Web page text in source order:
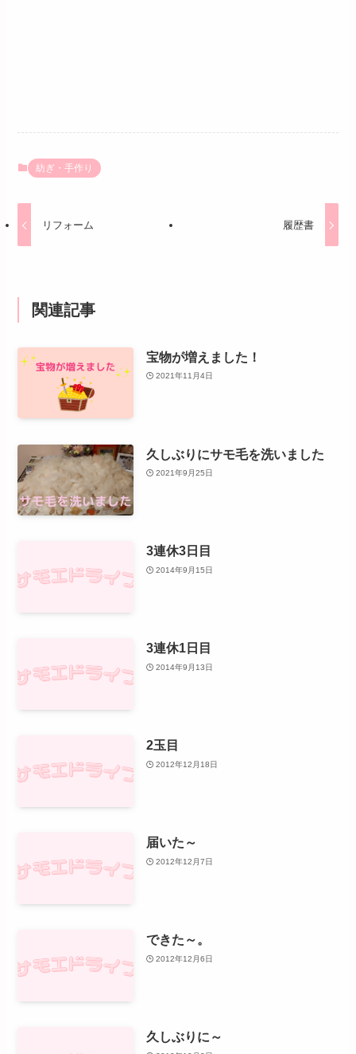
紡ぎ・手作り
リフォーム 履歴書
関連記事
宝物が増えました！
2021年11月4日
久しぶりにサモ毛を洗いました
2021年9月25日
3連休3日目
2014年9月15日
3連休1日目
2014年9月13日
2玉目
2012年12月18日
届いた～
2012年12月7日
できた～。
2012年12月6日
久しぶりに～